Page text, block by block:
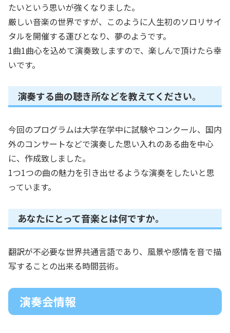
たいという思いが強くなりました。
厳しい音楽の世界ですが、このように人生初のソロリサイ
タルを開催する運びとなり、夢のようです。
1曲1曲心を込めて演奏致しますので、楽しんで頂けたら幸
いです。
演奏する曲の聴き所などを教えてください。
今回のプログラムは大学在学中に試験やコンクール、国内
外のコンサートなどで演奏した思い入れのある曲を中心
に、作成致しました。
1つ1つの曲の魅力を引き出せるような演奏をしたいと思
っています。
あなたにとって音楽とは何ですか。
翻訳が不必要な世界共通言語であり、風景や感情を音で描
写することの出来る時間芸術。
演奏会情報